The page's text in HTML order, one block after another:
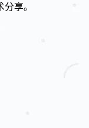
享。